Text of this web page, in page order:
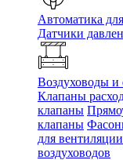
Автоматика
Датчики
Воздуховоды
Клапаны
клапаны
клапаны
для вентиляции
воздуховодов